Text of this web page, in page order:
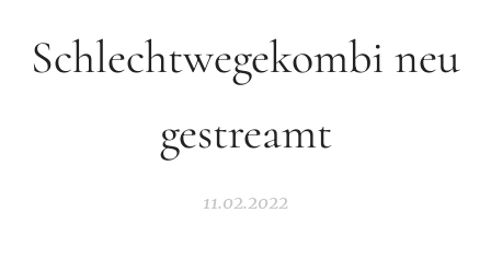
Schlechtwegekombi neu
gestreamt
11.02.2022